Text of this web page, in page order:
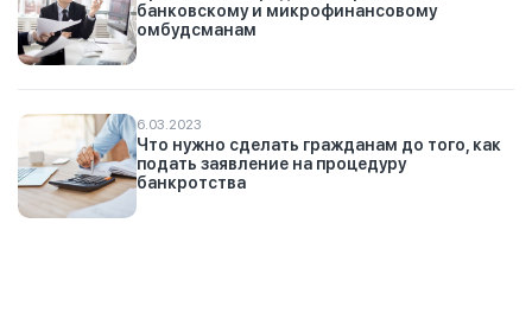
банковскому и микрофинансовому
омбудсманам
6.03.2023
Что нужно сделать гражданам до того, как
подать заявление на процедуру
банкротства